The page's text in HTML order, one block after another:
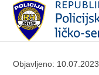
Objavljeno: 10.07.2023.